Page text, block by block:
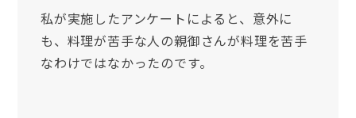
私が実施したアンケートによると、意外に
も、料理が苦手な人の親御さんが料理を苦手
なわけではなかったのです。